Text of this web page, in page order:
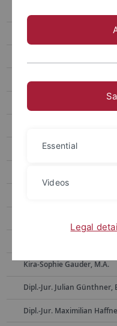
Dr. Barbara Bergmann
Dr. Klaus Bott
Kira-Sophie Gauder, M.A.
Dipl.-Jur. Julian Günthner,
Dipl.-Jur. Maximilian
Essential
Videos
Legal